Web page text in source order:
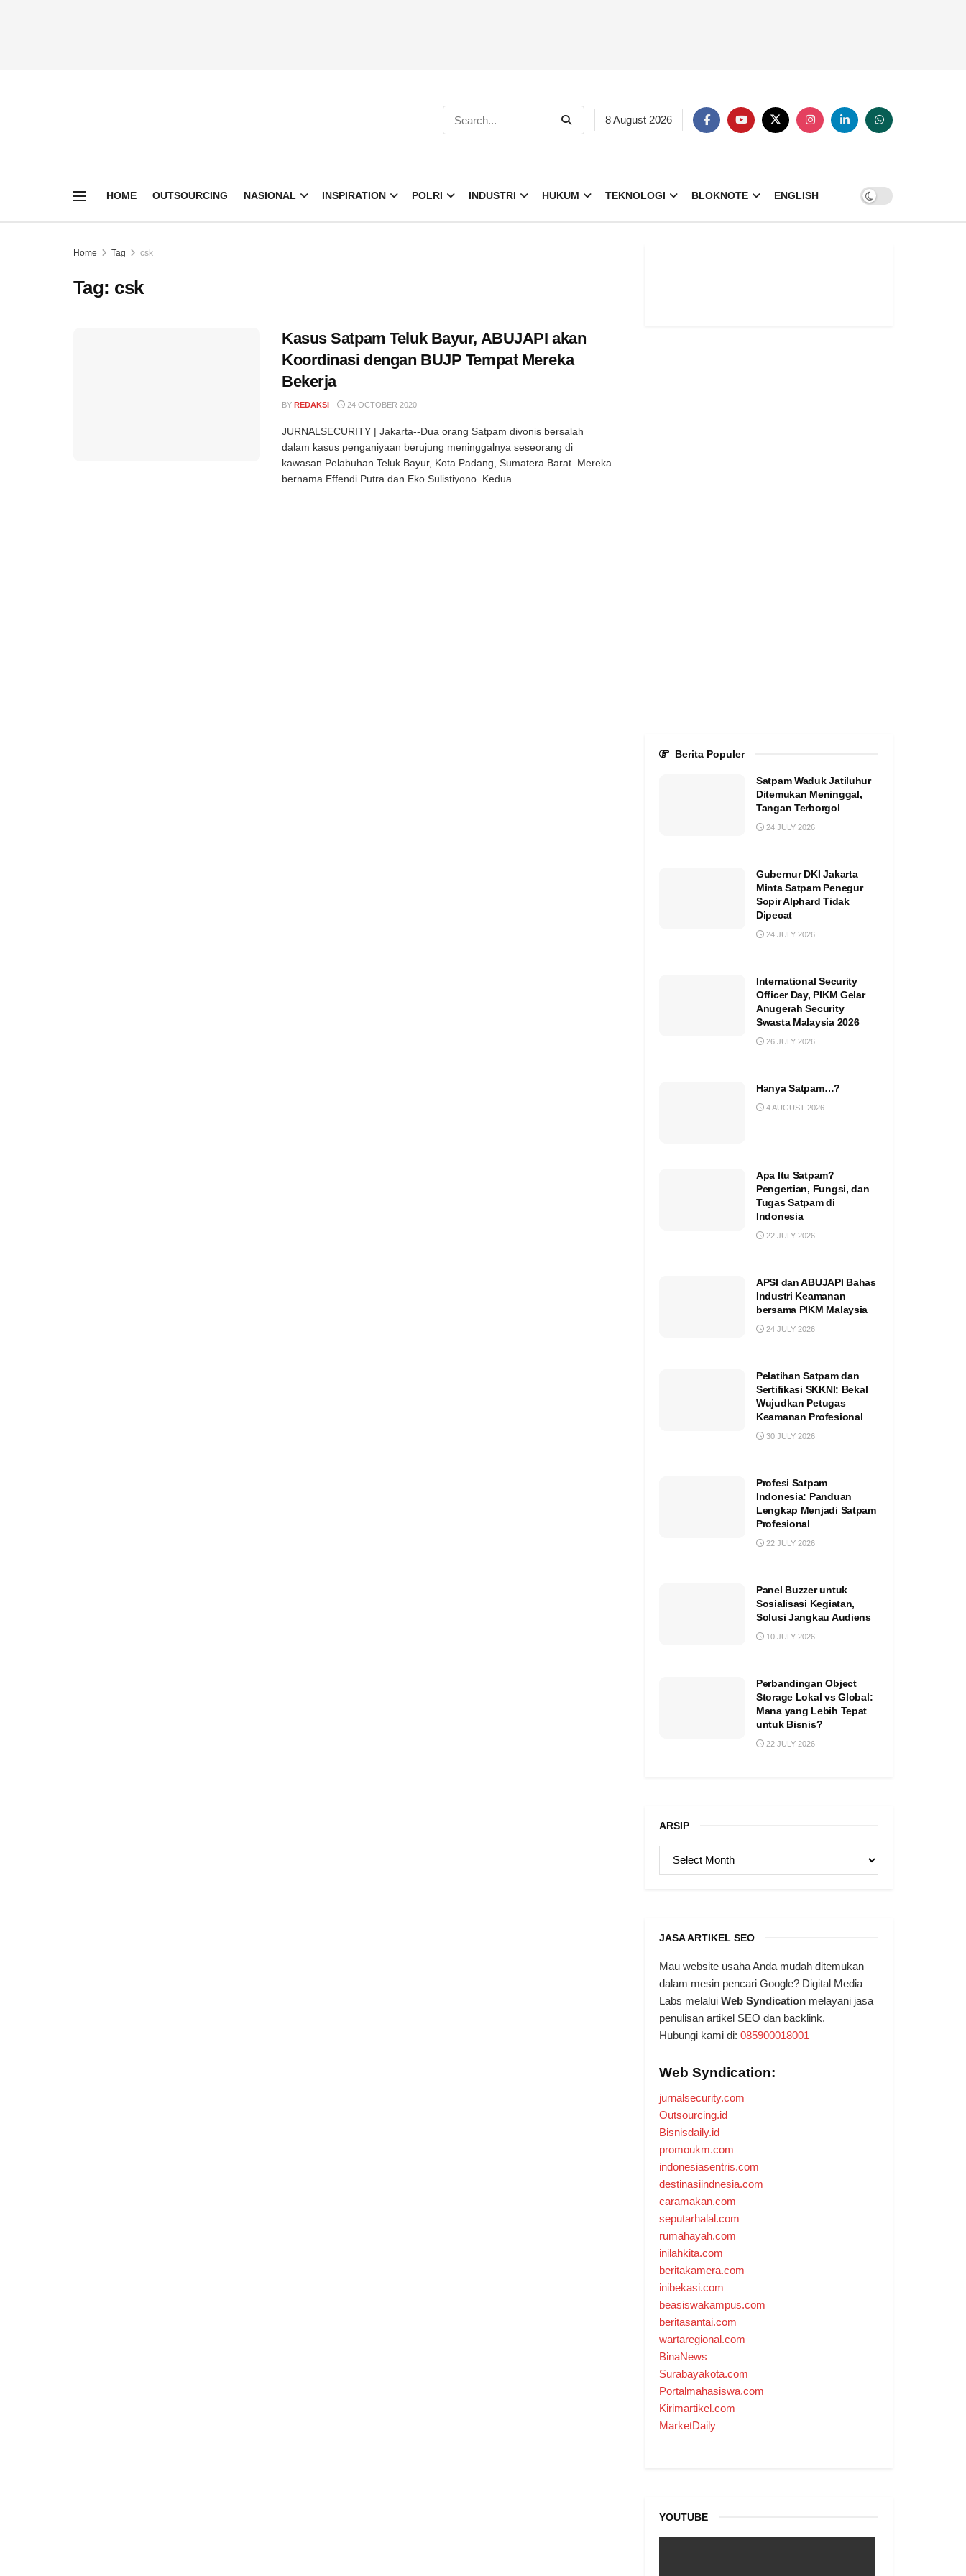
8 August 2026
HOME OUTSOURCING NASIONAL INSPIRATION POLRI INDUSTRI HUKUM TEKNOLOGI BLOKNOTE ENGLISH
Home Tag csk
Tag: csk
Kasus Satpam Teluk Bayur, ABUJAPI akan
Koordinasi dengan BUJP Tempat Mereka
Bekerja
BY REDAKSI 24 OCTOBER 2020
JURNALSECURITY | Jakarta--Dua orang Satpam divonis bersalah
dalam kasus penganiyaan berujung meninggalnya seseorang di
kawasan Pelabuhan Teluk Bayur, Kota Padang, Sumatera Barat. Mereka
bernama Effendi Putra dan Eko Sulistiyono. Kedua ...
Berita Populer
Satpam Waduk Jatiluhur
Ditemukan Meninggal,
Tangan Terborgol
24 JULY 2026
Gubernur DKI Jakarta
Minta Satpam Penegur
Sopir Alphard Tidak
Dipecat
24 JULY 2026
International Security
Officer Day, PIKM Gelar
Anugerah Security
Swasta Malaysia 2026
26 JULY 2026
Hanya Satpam…?
4 AUGUST 2026
Apa Itu Satpam?
Pengertian, Fungsi, dan
Tugas Satpam di
Indonesia
22 JULY 2026
APSI dan ABUJAPI Bahas
Industri Keamanan
bersama PIKM Malaysia
24 JULY 2026
Pelatihan Satpam dan
Sertifikasi SKKNI: Bekal
Wujudkan Petugas
Keamanan Profesional
30 JULY 2026
Profesi Satpam
Indonesia: Panduan
Lengkap Menjadi Satpam
Profesional
22 JULY 2026
Panel Buzzer untuk
Sosialisasi Kegiatan,
Solusi Jangkau Audiens
10 JULY 2026
Perbandingan Object
Storage Lokal vs Global:
Mana yang Lebih Tepat
untuk Bisnis?
22 JULY 2026
ARSIP
ARSIP
JASA ARTIKEL SEO
Mau website usaha Anda mudah ditemukan
dalam mesin pencari Google? Digital Media
Labs melalui Web Syndication melayani jasa
penulisan artikel SEO dan backlink.
Hubungi kami di: 085900018001
Web Syndication:
jurnalsecurity.com
Outsourcing.id
Bisnisdaily.id
promoukm.com
indonesiasentris.com
destinasiindnesia.com
caramakan.com
seputarhalal.com
rumahayah.com
inilahkita.com
beritakamera.com
inibekasi.com
beasiswakampus.com
beritasantai.com
wartaregional.com
BinaNews
Surabayakota.com
Portalmahasiswa.com
Kirimartikel.com
MarketDaily
YOUTUBE